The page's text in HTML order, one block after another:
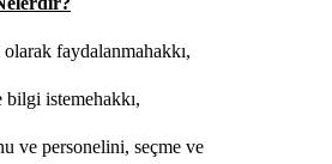
faydalanmahakkı,
bilgi istemehakkı,
ve personelini, seçme ve